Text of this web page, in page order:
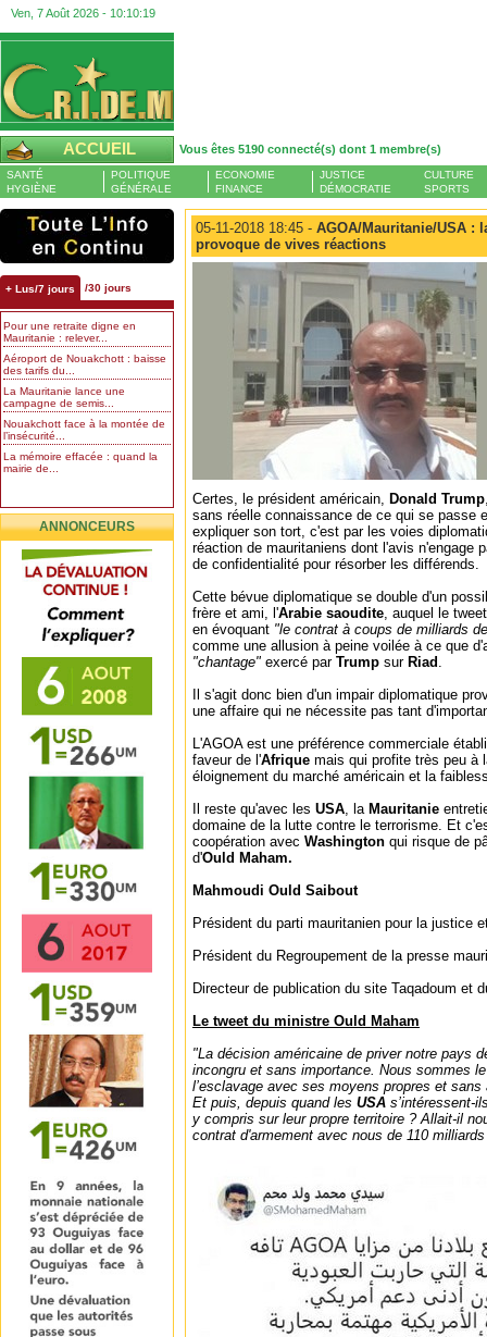
Ven, 7 Août 2026 - 10:10:20
ACCUEIL Vous êtes 5190 connecté(s) dont 1 membre(s)
SANTÉ
HYGIÈNE
POLITIQUE
GÉNÉRALE
ECONOMIE
FINANCE
JUSTICE
DÉMOCRATIE
CULTURE
SPORTS
+ Lus/7 jours /30 jours
Pour une retraite digne en
Mauritanie : relever...
Aéroport de Nouakchott : baisse
des tarifs du...
La Mauritanie lance une
campagne de semis...
Nouakchott face à la montée de
l’insécurité...
La mémoire effacée : quand la
mairie de...
ANNONCEURS
05-11-2018 18:45 - AGOA/Mauritanie/USA :
provoque de vives réactions
Certes, le président américain, Donald Trump
sans réelle connaissance de ce qui se passe
expliquer son tort, c'est par les voies
réaction de mauritaniens dont l'avis n'engage
de confidentialité pour résorber les différends.
Cette bévue diplomatique se double d'un
frère et ami, l'Arabie saoudite, auquel le
en évoquant "le contrat à coups de milliards
comme une allusion à peine voilée à ce que
"chantage" exercé par Trump sur Riad .
Il s'agit donc bien d'un impair diplomatique
une affaire qui ne nécessite pas tant
L'AGOA est une préférence commerciale
faveur de l'Afrique mais qui profite très peu à
éloignement du marché américain et la
Il reste qu'avec les USA, la Mauritanie
domaine de la lutte contre le terrorisme. Et
coopération avec Washington qui risque de
d'Ould Maham.
Mahmoudi Ould Saibout
Président du parti mauritanien pour la justice
Président du Regroupement de la presse
Directeur de publication du site Taqadoum et
Le tweet du ministre Ould Maham
"La décision américaine de priver notre pays
incongru et sans importance. Nous sommes
l’esclavage avec ses moyens propres et sans
Et puis, depuis quand les USA s’intéressent-
y compris sur leur propre territoire ? Allait-il
contrat d'armement avec nous de 110